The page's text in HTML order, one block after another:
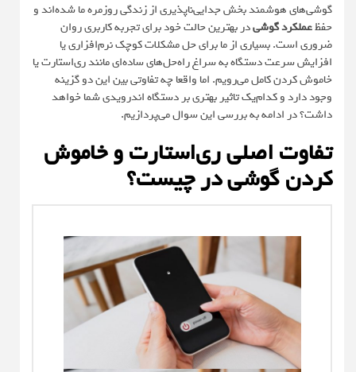
گوشی‌های هوشمند بخش جدایی‌ناپذیری از زندگی روزمره ما شده‌اند و
حفظعملکرد گوشیدر بهترین حالت خود برای تجربه کاربری روان
ضروری است. بسیاری از ما برای حل مشکلات کوچک نرم‌افزاری یا
افزایش سرعت دستگاه به سراغ راه‌حل‌های ساده‌ای مانند ری‌استارت یا
خاموش کردن کامل می‌رویم. اما واقعا چه تفاوتی بین این دو گزینه
وجود دارد و کدام‌یک تاثیر بهتری بر دستگاه اندرویدی شما خواهد
داشت؟ در ادامه به بررسی این سوال می‌پردازیم.
تفاوت اصلی ری‌استارت و خاموش
کردن گوشی در چیست؟